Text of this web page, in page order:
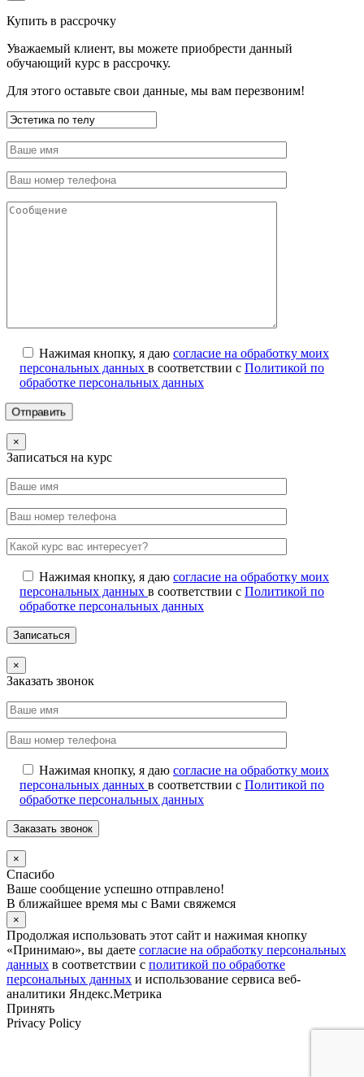
Купить в рассрочку
Уважаемый клиент, вы можете приобрести данный
обучающий курс в рассрочку.
Для этого оставьте свои данные, мы вам перезвоним!
Нажимая кнопку, я даю согласие на обработку моих
персональных данных в соответствии с Политикой по
обработке персональных данных
×
Записаться на курс
Нажимая кнопку, я даю согласие на обработку моих
персональных данных в соответствии с Политикой по
обработке персональных данных
×
Заказать звонок
Нажимая кнопку, я даю согласие на обработку моих
персональных данных в соответствии с Политикой по
обработке персональных данных
×
Спасибо
Ваше сообщение успешно отправлено!
В ближайшее время мы с Вами свяжемся
×
Продолжая использовать этот сайт и нажимая кнопку
«Принимаю», вы даете согласие на обработку персональных
данных в соответствии с политикой по обработке
персональных данных и использование сервиса веб-
аналитики Яндекс.Метрика
Принять
Privacy Policy